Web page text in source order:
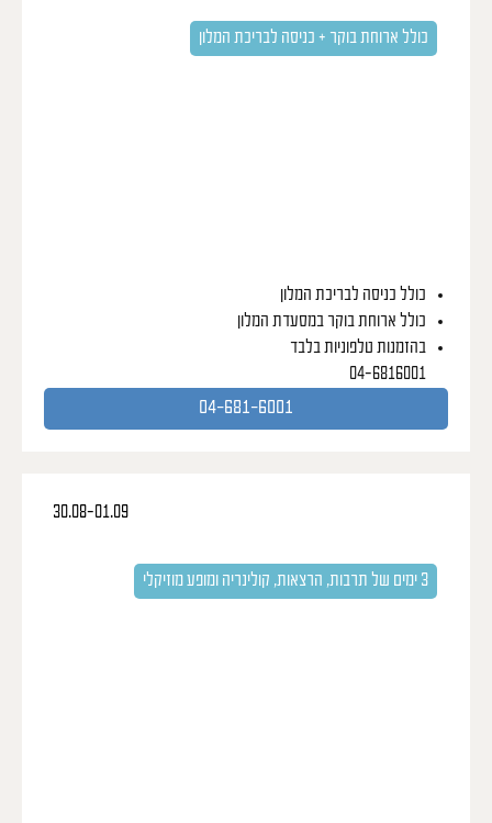
כולל ארוחת בוקר + כניסה לבריכת המלון
כולל כניסה לבריכת המלון
כולל ארוחת בוקר במסעדת המלון
בהזמנות טלפוניות בלבד
04-6816001
04-681-6001
30.08-01.09
3 ימים של תרבות, הרצאות, קולינריה ומופע מוזיקלי